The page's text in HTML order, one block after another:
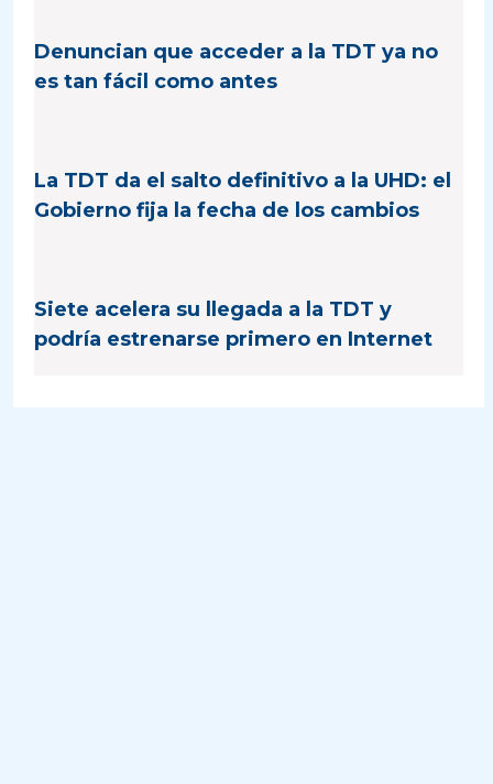
Denuncian que acceder a la TDT ya no
es tan fácil como antes
La TDT da el salto definitivo a la UHD: el
Gobierno fija la fecha de los cambios
Siete acelera su llegada a la TDT y
podría estrenarse primero en Internet